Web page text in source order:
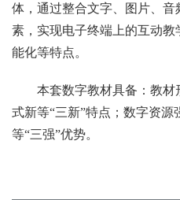
体，通过整合文字、图片、
素，实现电子终端上的互动
能化等特点。
本套数字教材具备：教
式新等“三新”特点；数字资
等“三强”优势。